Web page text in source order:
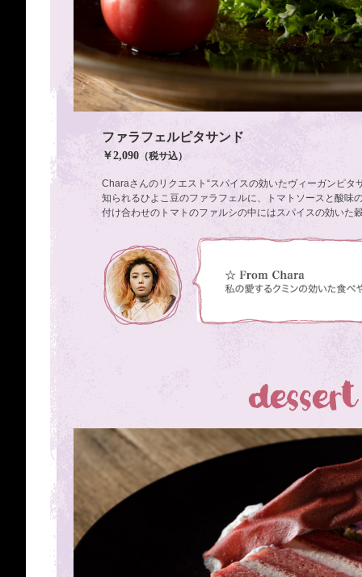
ファラフェルピタサンド
￥2,090 （税サ込）
Charaさんのリクエスト“スパイスの効いたヴィーガンピタ
知られるひよこ豆のファラフェルに、トマトソースと酸味
付け合わせのトマトのファルシの中にはスパイスの効いた